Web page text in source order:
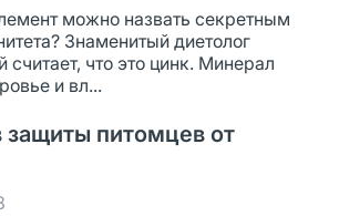
можно назвать секретным
Знаменитый диетолог
что это цинк. Минерал
и вл...
защиты питомцев от